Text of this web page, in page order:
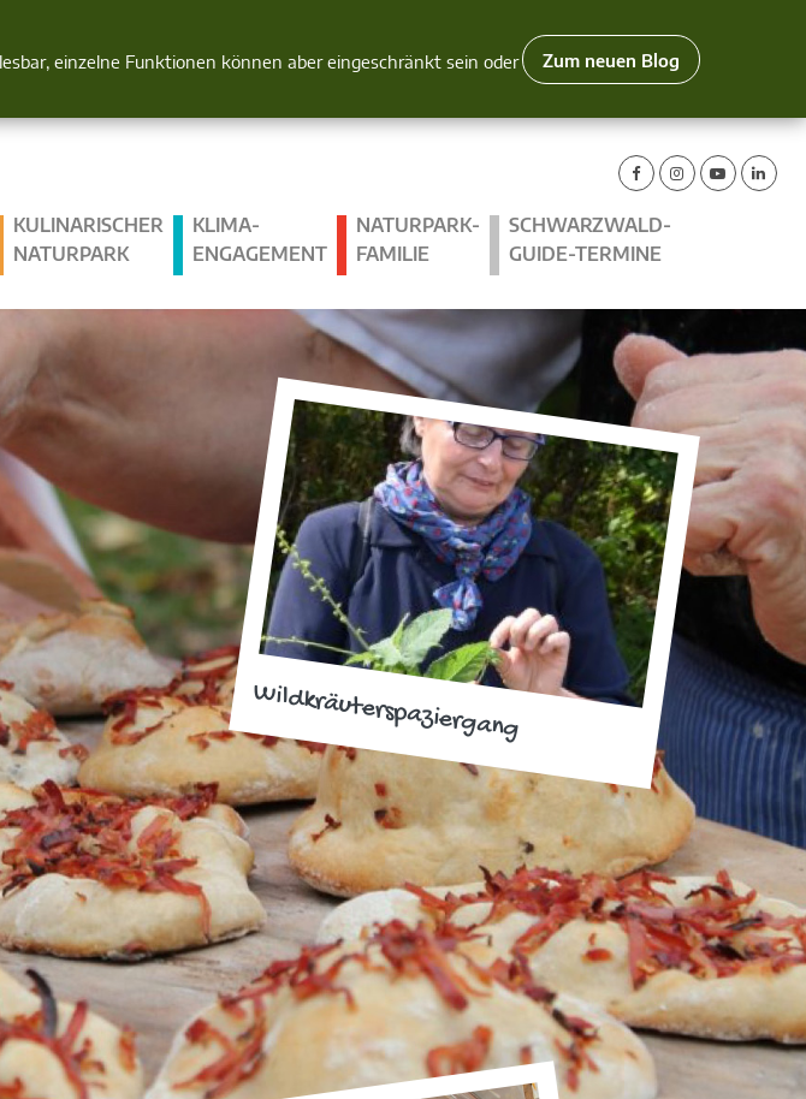
einzelne Funktionen können aber eingeschränkt sein oder
Zum neuen Blog
KULINARISCHER
NATURPARK
KLIMA­
ENGAGEMENT
NATURPARK-
FAMILIE
SCHWARZWALD-
GUIDE-TERMINE
Wildkräuterspaziergang